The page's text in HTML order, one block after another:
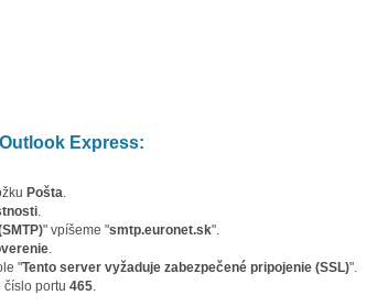
Express:
Pošta.
.
" vpíšeme "smtp.euronet.sk".
.
"Tento server vyžaduje zabezpečené pripojenie (SSL)".
číslo portu 465.